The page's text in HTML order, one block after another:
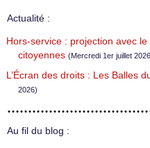
Actualité :
Hors-service : projection avec
citoyennes (Mercredi 1er juillet
L’Écran des droits : Les Balles
2026)
Au fil du blog :